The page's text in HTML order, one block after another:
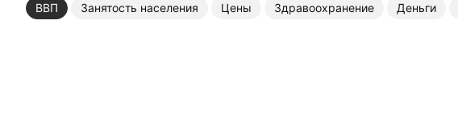
ВВП Занятость населения Цены Здравоохранение Деньги
Ещё